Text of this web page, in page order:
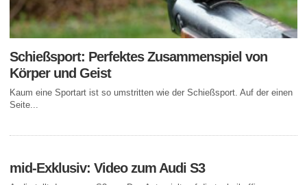
Schießsport: Perfektes Zusammenspiel von
Körper und Geist
Kaum eine Sportart ist so umstritten wie der Schießsport. Auf der einen
Seite...
mid-Exklusiv: Video zum Audi S3